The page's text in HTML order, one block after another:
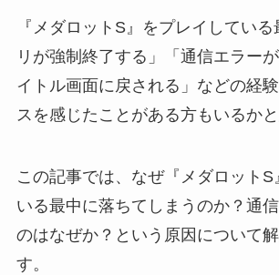
『メダロットS』をプレイしてい
リが強制終了する」「通信エラー
イトル画面に戻される」などの経
スを感じたことがある方もいるかと
この記事では、なぜ『メダロットS
いる最中に落ちてしまうのか？通
のはなぜか？という原因について
す。